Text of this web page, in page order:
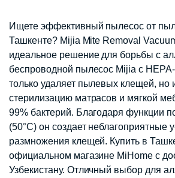
Ищете эффективный пылесос от
Ташкенте? Mijia Mite Removal
идеальное решение для борьбы с
беспроводной пылесос Mijia с
только удаляет пылевых клещей, но
стерилизацию матрасов и мягкой
99% бактерий. Благодаря функции
(50°C) он создает неблагоприятные
размножения клещей. Купить в
официальном магазине MiHome с
Узбекистану. Отличный выбор для